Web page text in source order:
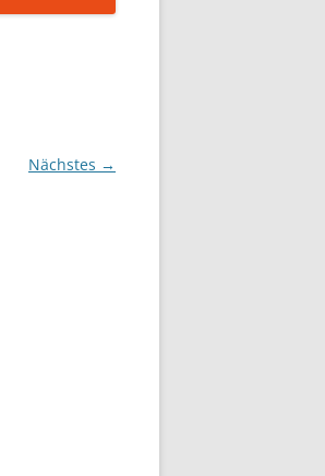
Nächstes →